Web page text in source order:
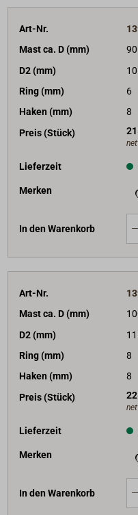
Art-Nr.
Mast ca. D (mm)
90
D2 (mm)
Ring (mm)
6
Haken (mm)
8
Preis (Stück)
Lieferzeit
Merken
In den Warenkorb
Art-Nr.
Mast ca. D (mm)
D2 (mm)
Ring (mm)
8
Haken (mm)
8
Preis (Stück)
Lieferzeit
Merken
In den Warenkorb